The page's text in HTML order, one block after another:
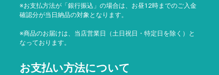
※お支払方法が「銀行振込」の場合は、お昼12時までのご入金
確認分が当日納品の対象となります。
※商品のお届けは、当店営業日（土日祝日・特定日を除く）と
なっております。
お支払い方法について